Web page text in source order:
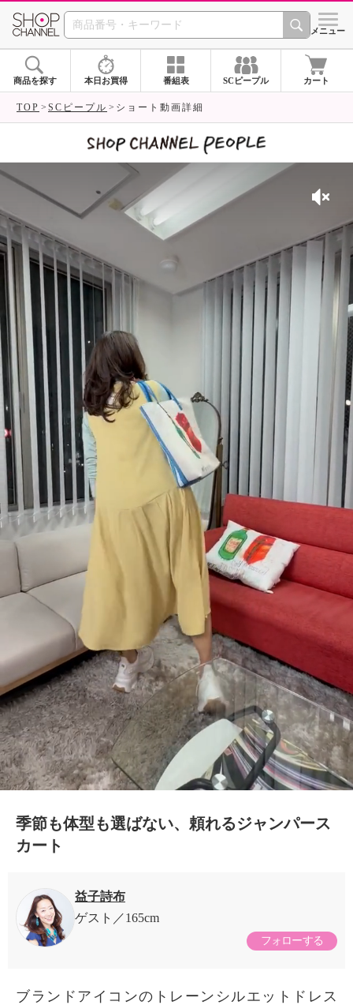
SHOP CHANNEL シメニュー
商品を探す 本日お買得 番組表 SCピープル カート
TOP SCピープル ショート動画詳細
季節も体型も選ばない、頼れるジャンパース
カート
益子詩布
ゲスト
165cm
フォローする
ブランドアイコンのトレーンシルエットドレス